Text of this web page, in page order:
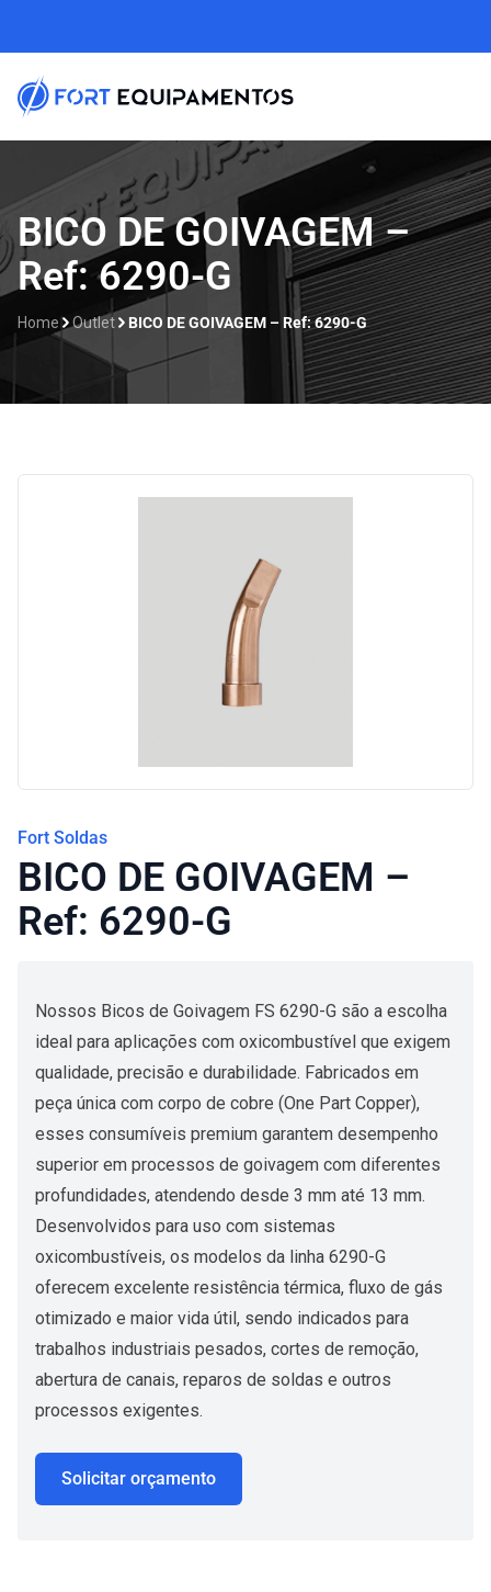
BICO DE GOIVAGEM –
Ref: 6290-G
Home Outlet BICO DE GOIVAGEM – Ref: 6290-G
Fort Soldas
BICO DE GOIVAGEM –
Ref: 6290-G
Nossos Bicos de Goivagem FS 6290-G são a escolha
ideal para aplicações com oxicombustível que exigem
qualidade, precisão e durabilidade. Fabricados em
peça única com corpo de cobre (One Part Copper),
esses consumíveis premium garantem desempenho
superior em processos de goivagem com diferentes
profundidades, atendendo desde 3 mm até 13 mm.
Desenvolvidos para uso com sistemas
oxicombustíveis, os modelos da linha 6290-G
oferecem excelente resistência térmica, fluxo de gás
otimizado e maior vida útil, sendo indicados para
trabalhos industriais pesados, cortes de remoção,
abertura de canais, reparos de soldas e outros
processos exigentes.
Solicitar orçamento